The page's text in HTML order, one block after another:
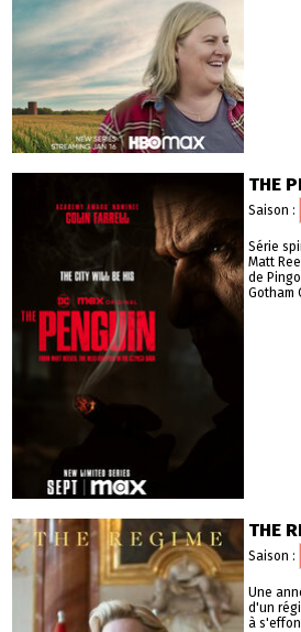
THE
Saison :
Série
Matt
de
Gotham
THE
Saison :
Une
d'un
à